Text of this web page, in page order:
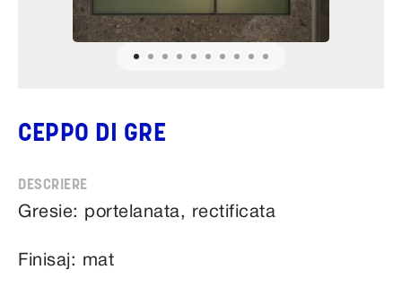
CEPPO DI GRE
Gresie: portelanata, rectificata
Finisaj: mat